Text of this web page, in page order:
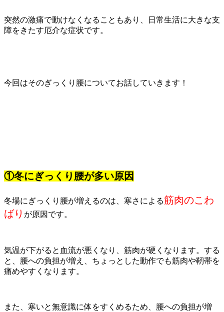
突然の激痛で動けなくなることもあり、日常生活に大きな支
障をきたす厄介な症状です。
今回はそのぎっくり腰についてお話していきます！
①冬にぎっくり腰が多い原因
冬場にぎっくり腰が増えるのは、寒さによる筋肉のこわ
ばり が原因です。
気温が下がると血流が悪くなり、筋肉が硬くなります。する
と、腰への負担が増え、ちょっとした動作でも筋肉や靭帯を
痛めやすくなります。
また、寒いと無意識に体をすくめるため、腰への負担が増